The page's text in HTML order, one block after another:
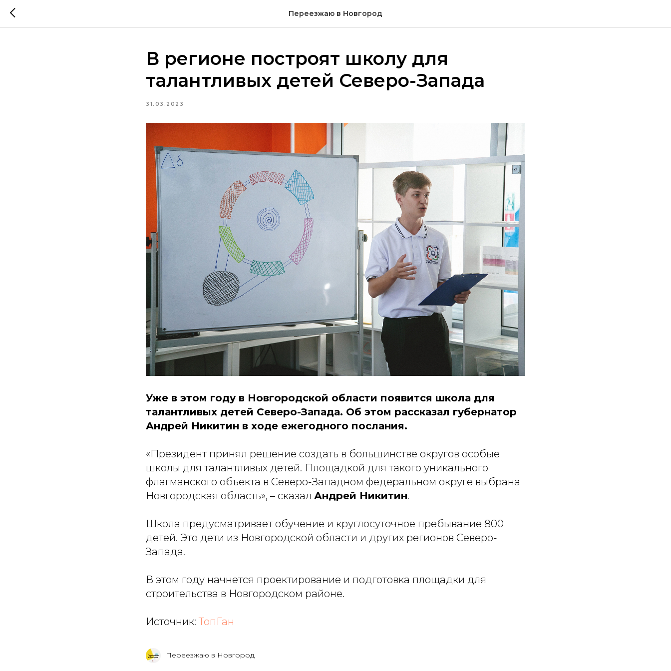
Переезжаю в Новгород
В регионе построят школу для
талантливых детей Северо-Запада
31.03.2023
Уже в этом году в Новгородской области появится школа для
талантливых детей Северо-Запада. Об этом рассказал губернатор
Андрей Никитин в ходе ежегодного послания.
«Президент принял решение создать в большинстве округов особые
школы для талантливых детей. Площадкой для такого уникального
флагманского объекта в Северо-Западном федеральном округе выбрана
Новгородская область», – сказал Андрей Никитин.
Школа предусматривает обучение и круглосуточное пребывание 800
детей. Это дети из Новгородской области и других регионов Северо-
Запада.
В этом году начнется проектирование и подготовка площадки для
строительства в Новгородском районе.
Источник: ТопГан
Переезжаю в Новгород